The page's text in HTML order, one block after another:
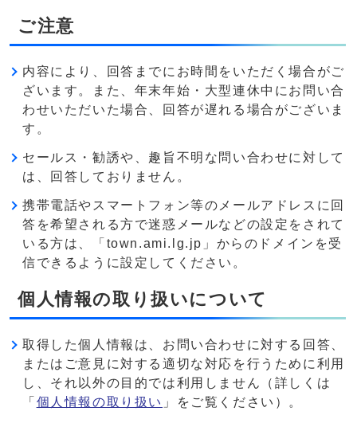
ご注意
内容により、回答までにお時間をいただく場合がご
ざいます。また、年末年始・大型連休中にお問い合
わせいただいた場合、回答が遅れる場合がございま
す。
セールス・勧誘や、趣旨不明な問い合わせに対して
は、回答しておりません。
携帯電話やスマートフォン等のメールアドレスに回
答を希望される方で迷惑メールなどの設定をされて
いる方は、「town.ami.lg.jp」からのドメインを受
信できるように設定してください。
個人情報の取り扱いについて
取得した個人情報は、お問い合わせに対する回答、
またはご意見に対する適切な対応を行うために利用
し、それ以外の目的では利用しません（詳しくは
「 個人情報の取り扱い 」をご覧ください）。